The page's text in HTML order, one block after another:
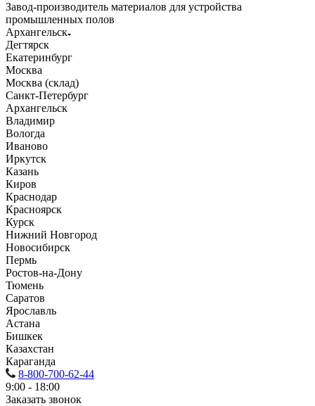
Завод-производитель материалов для устройства
промышленных полов
Архангельск
Дегтярск
Екатеринбург
Москва
Москва (склад)
Санкт-Петербург
Архангельск
Владимир
Вологда
Иваново
Иркутск
Казань
Киров
Краснодар
Красноярск
Курск
Нижний Новгород
Новосибирск
Пермь
Ростов-на-Дону
Тюмень
Саратов
Ярославль
Астана
Бишкек
Казахстан
Караганда
8-800-700-62-44
9:00 - 18:00
Заказать звонок